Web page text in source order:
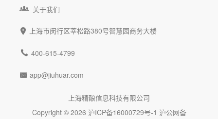
 关于我们
 上海市闵行区莘松路380号智慧园商务大楼
 400-615-4799
 app@jiuhuar.com
上海精酿信息科技有限公司
Copyright © 2026 沪ICP备16000729号-1 沪公网备